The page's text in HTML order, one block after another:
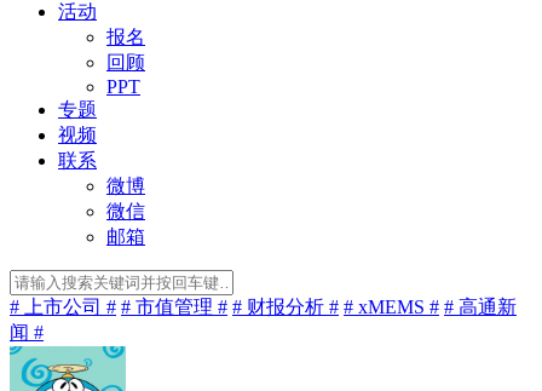
活动
报名
回顾
PPT
专题
视频
联系
微博
微信
邮箱
# 上市公司 # # 市值管理 # # 财报分析 # # xMEMS # # 高通新
闻 #